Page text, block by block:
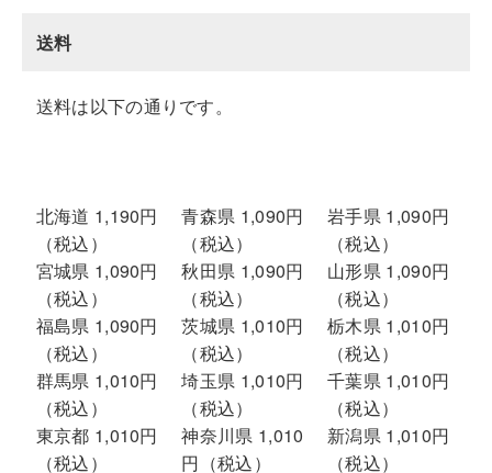
送料
送料は以下の通りです。
北海道 1,190円
（税込）
青森県 1,090円
（税込）
岩手県 1,090円
（税込）
宮城県 1,090円
（税込）
秋田県 1,090円
（税込）
山形県 1,090円
（税込）
福島県 1,090円
（税込）
茨城県 1,010円
（税込）
栃木県 1,010円
（税込）
群馬県 1,010円
（税込）
埼玉県 1,010円
（税込）
千葉県 1,010円
（税込）
東京都 1,010円
（税込）
神奈川県 1,010
円（税込）
新潟県 1,010円
（税込）